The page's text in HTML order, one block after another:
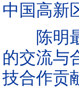
中国高新
陈明最
的交流与
技合作贡